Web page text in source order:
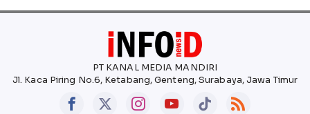
PT KANAL MEDIA MANDIRI
Jl. Kaca Piring No.6, Ketabang, Genteng, Surabaya, Jawa Timur